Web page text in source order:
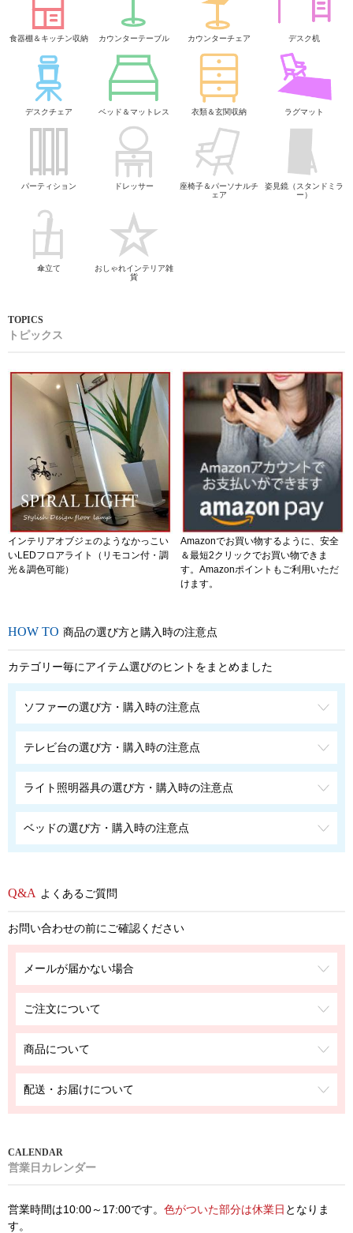
食器棚＆キッチン収納 カウンターテーブル カウンターチェア デスク机
デスクチェア ベッド＆マットレス 衣類＆玄関収納 ラグマット
パーティション ドレッサー
座椅子＆パーソナルチ
ェア
姿見鏡（スタンドミラ
ー）
傘立て
おしゃれインテリア雑
貨
トピックス
インテリアオブジェのようなかっこい
いLEDフロアライト（リモコン付・調
光＆調色可能）
Amazonでお買い物するように、安全
＆最短2クリックでお買い物できま
す。Amazonポイントもご利用いただ
けます。
商品の選び方と購入時の注意点
カテゴリー毎にアイテム選びのヒントをまとめました
ソファーの選び方・購入時の注意点
テレビ台の選び方・購入時の注意点
ライト照明器具の選び方・購入時の注意点
ベッドの選び方・購入時の注意点
よくあるご質問
お問い合わせの前にご確認ください
メールが届かない場合
ご注文について
商品について
配送・お届けについて
営業日カレンダー
営業時間は10:00～17:00です。 色がついた部分は休業日 となりま
す。